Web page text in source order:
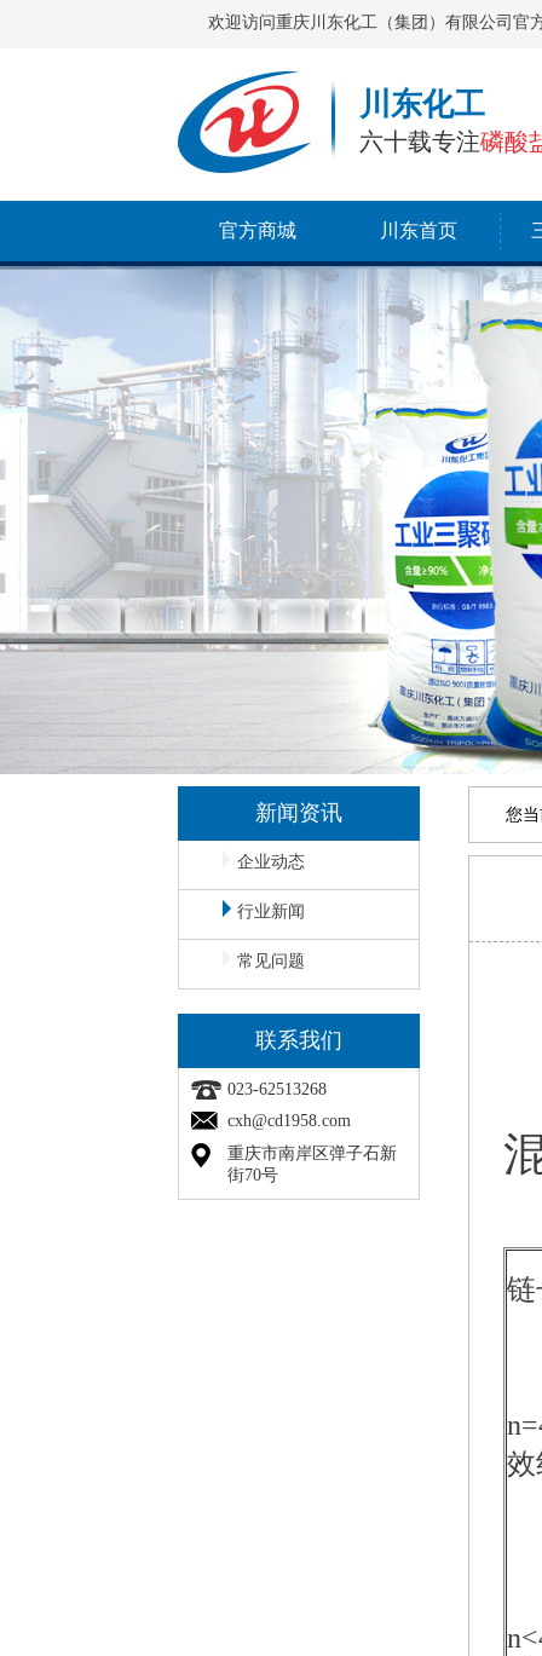
欢迎访问重庆川东化工（集团）有限公司官
川东化工
六十载专注磷酸
官方商城 川东首页
新闻资讯
企业动态
行业新闻
常见问题
联系我们
023-62513268
cxh@cd1958.com
重庆市南岸区弹子石新
街70号
您